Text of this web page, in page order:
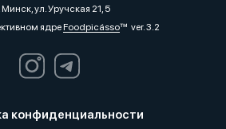
ул. Уручская 21, 5
ядреFoodpicássover. 3.2
конфиденциальности